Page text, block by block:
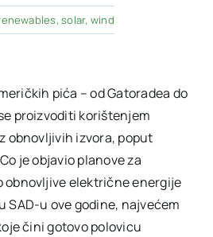
,solar, wind
pića – od Gatoradea do
proizvoditi ​​korištenjem
obnovljivih izvora, poput
je objavio planove za
obnovljive električne energije
SAD-u ove godine, najvećem
čini gotovo polovicu